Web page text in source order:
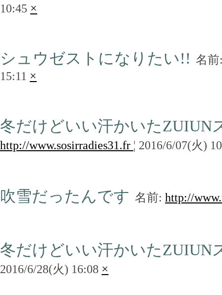
10:45 ×
シュウゼストになりたい!! 名
15:11 ×
冬だけどいい汗かいたZUIUN
http://www.sosirradies31.fr ¦ 2016/6/07(火)
吹雪だったんです 名前: http://
冬だけどいい汗かいたZUIUN
2016/6/28(火) 16:08 ×